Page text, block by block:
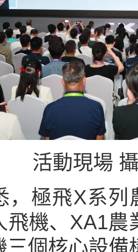
活動現場
極飛X系列
飛機、XA1
三個核心設